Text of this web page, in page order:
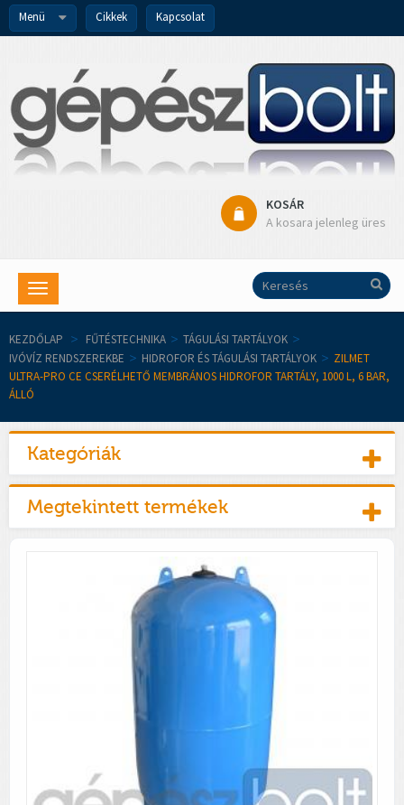
Menü Cikkek Kapcsolat
KOSÁR
A kosara jelenleg üres
Toggle
navigation
KEZDŐLAP > FŰTÉSTECHNIKA > TÁGULÁSI TARTÁLYOK >
IVÓVÍZ RENDSZEREKBE > HIDROFOR ÉS TÁGULÁSI TARTÁLYOK > ZILMET
ULTRA-PRO CE CSERÉLHETŐ MEMBRÁNOS HIDROFOR TARTÁLY, 1000 L, 6 BAR,
ÁLLÓ
Kategóriák
Megtekintett termékek